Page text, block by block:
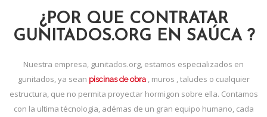
¿POR QUE CONTRATAR
GUNITADOS.ORG EN SAÚCA ?
Nuestra empresa, gunitados.org, estamos especializados en
gunitados, ya sean piscinas de obra, muros , taludes o cualquier
estructura, que no permita proyectar hormigon sobre ella. Contamos
con la ultima técnologia, adémas de un gran equipo humano, cada